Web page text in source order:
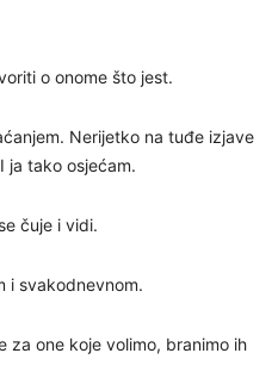
o onome što jest.
Nerijetko na tuđe izjave
ja tako osjećam.
čuje i vidi.
i svakodnevnom.
za one koje volimo, branimo ih